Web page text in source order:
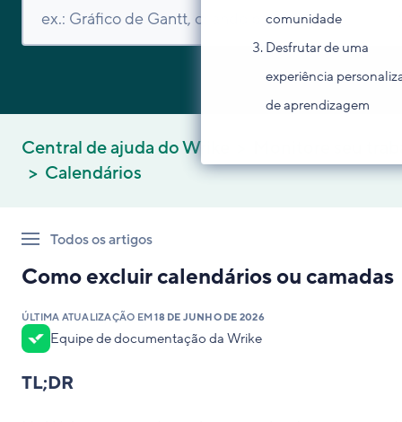
comunidade
Desfrutar de uma
experiência
de aprendizagem
Central de ajuda do Wrike
Calendários
Todos os artigos
Como excluir calendários ou camadas
ÚLTIMA ATUALIZAÇÃO EM18 DE JUNHO DE 2026
Equipe de documentação da Wrike
TL;DR